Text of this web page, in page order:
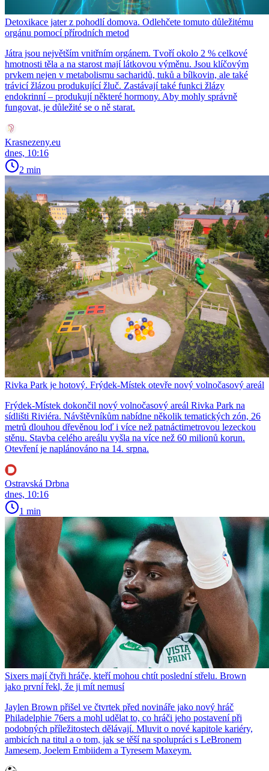
Detoxikace jater z pohodlí domova. Odlehčete tomuto důležitému
orgánu pomocí přírodních metod
Játra jsou největším vnitřním orgánem. Tvoří okolo 2 % celkové
hmotnosti těla a na starost mají látkovou výměnu. Jsou klíčovým
prvkem nejen v metabolismu sacharidů, tuků a bílkovin, ale také
trávicí žlázou produkující žluč. Zastávají také funkci žlázy
endokrinní – produkují některé hormony. Aby mohly správně
fungovat, je důležité se o ně starat.
Krasnezeny.eu
dnes, 10:16
2 min
Rivka Park je hotový. Frýdek-Místek otevře nový volnočasový areál
Frýdek-Místek dokončil nový volnočasový areál Rivka Park na
sídlišti Riviéra. Návštěvníkům nabídne několik tematických zón, 26
metrů dlouhou dřevěnou loď i více než patnáctimetrovou lezeckou
stěnu. Stavba celého areálu vyšla na více než 60 milionů korun.
Otevření je naplánováno na 14. srpna.
Ostravská Drbna
dnes, 10:16
1 min
Sixers mají čtyři hráče, kteří mohou chtít poslední střelu. Brown
jako první řekl, že ji mít nemusí
Jaylen Brown přišel ve čtvrtek před novináře jako nový hráč
Philadelphie 76ers a mohl udělat to, co hráči jeho postavení při
podobných příležitostech dělávají. Mluvit o nové kapitole kariéry,
ambicích na titul a o tom, jak se těší na spolupráci s LeBronem
Jamesem, Joelem Embiidem a Tyresem Maxeym.